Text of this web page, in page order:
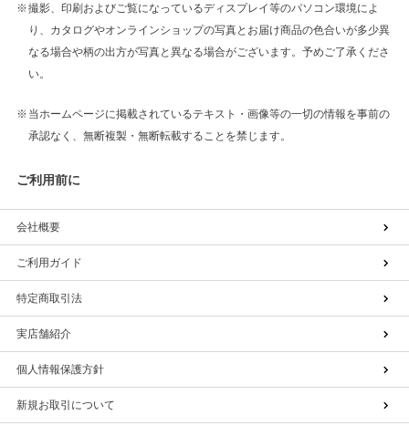
撮影、印刷およびご覧になっているディスプレイ等のパソコン環境によ
り、カタログやオンラインショップの写真とお届け商品の色合いが多少異
なる場合や柄の出方が写真と異なる場合がございます。予めご了承くださ
い。
当ホームページに掲載されているテキスト・画像等の一切の情報を事前の
承認なく、無断複製・無断転載することを禁じます。
ご利用前に
会社概要
ご利用ガイド
特定商取引法
実店舗紹介
個人情報保護方針
新規お取引について